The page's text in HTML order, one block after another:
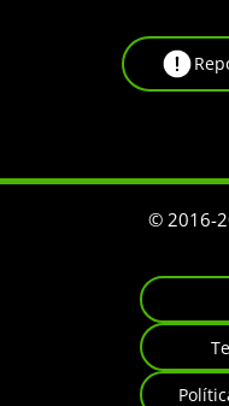
© 2016-